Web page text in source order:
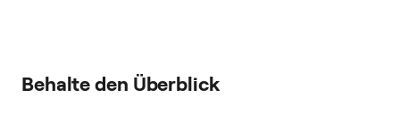
Behalte den Überblick